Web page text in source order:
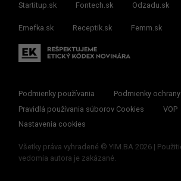
Startitup.sk Fontech.sk Odzadu.sk
Emefka.sk Receptik.sk Femm.sk
Podmienky používania
Podmienky
Pravidlá používania súborov Cookies
VOP
Nastavenia cookies
Všetky práva vyhradené © YIM.BA 2026 |
vedomia autora je zakázané.